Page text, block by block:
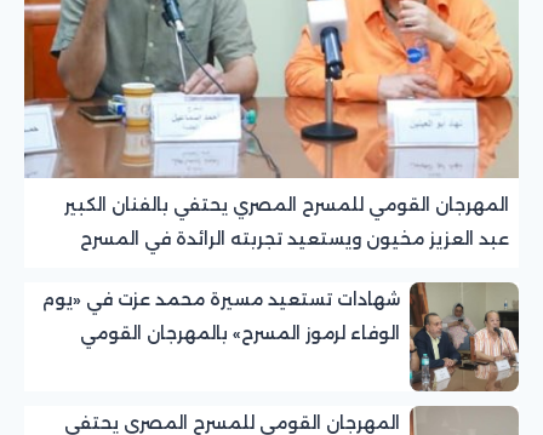
المهرجان القومي للمسرح المصري يحتفي بالفنان الكبير
عبد العزيز مخيون ويستعيد تجربته الرائدة في المسرح
شهادات تستعيد مسيرة محمد عزت في «يوم
الوفاء لرموز المسرح» بالمهرجان القومي
المهرجان القومي للمسرح المصري يحتفي